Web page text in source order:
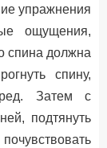
упражнения
ощущения,
спина должна
спину,
Затем с
подтянуть